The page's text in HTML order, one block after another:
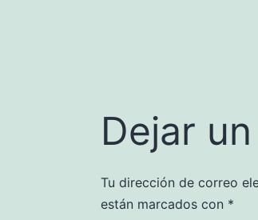
Dejar
Tu dirección de correo
están marcados con *